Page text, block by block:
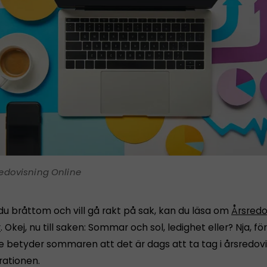
Online
bråttom och vill gå rakt på sak, kan du läsa om
. Okej, nu till saken: Sommar och sol, ledighet eller? Nja,
betyder sommaren att det är dags att ta tag i